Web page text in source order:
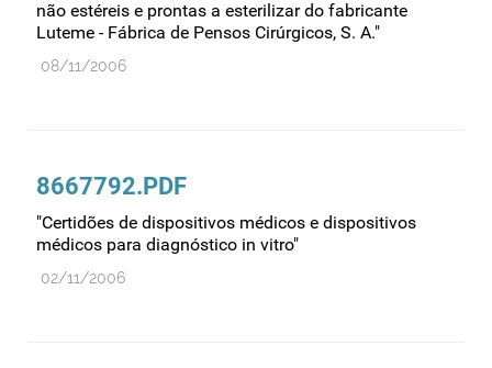
não estéreis e prontas a esterilizar do fabricante
Luteme - Fábrica de Pensos Cirúrgicos, S. A."
08/11/2006
8667792.PDF
"Certidões de dispositivos médicos e dispositivos
médicos para diagnóstico in vitro"
02/11/2006